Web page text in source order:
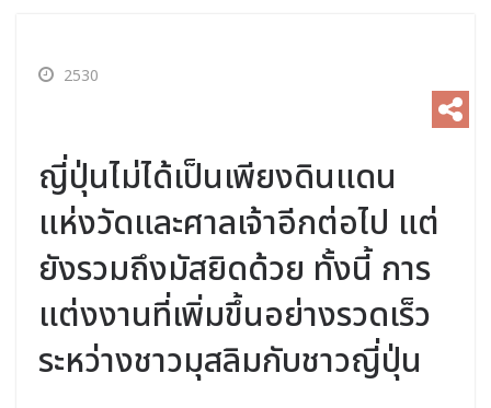
2530
ญี่ปุ่นไม่ได้เป็นเพียงดินแดน
แห่งวัดและศาลเจ้าอีกต่อไป แต่
ยังรวมถึงมัสยิดด้วย ทั้งนี้ การ
แต่งงานที่เพิ่มขึ้นอย่างรวดเร็ว
ระหว่างชาวมุสลิมกับชาวญี่ปุ่น